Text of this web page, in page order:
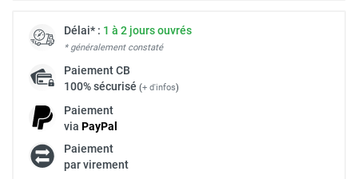
Délai* : 1 à 2 jours ouvrés
* généralement constaté
PaiementCB
100% sécurisé (+ d'infos)
Paiement
via PayPal
Paiement
par virement